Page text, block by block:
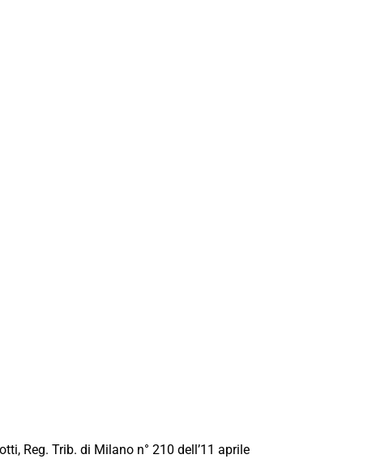
Reg. Trib. di Milano n° 210 dell’11 aprile